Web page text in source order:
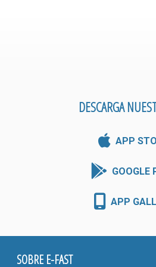
DESCARGA
APP
GOOGLE
APP
SOBRE E-FAST